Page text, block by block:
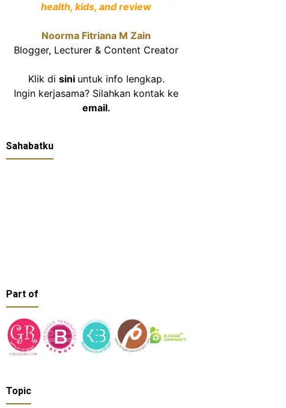
health, kids, and review
Noorma Fitriana M Zain
Blogger, Lecturer & Content Creator
Klik di sini untuk info lengkap.
Ingin kerjasama? Silahkan kontak ke
email.
Sahabatku
Part of
Topic